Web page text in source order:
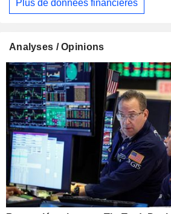
Plus de données financières
Analyses / Opinions